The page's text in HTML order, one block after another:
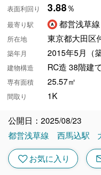
表面利回り 3.88％
最寄り駅 都営浅草
所在地 東京都大田区
築年月 2015年5月（
建物構造 RC造 38階建て
専有面積 25.57㎡
間取り 1K
公開日：2025/08/23
都営浅草線
西馬込駅
favoriteお気に入り